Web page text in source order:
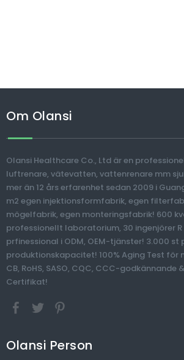
Om Olansi
Olansi Healthcare Co., Ltd är en
luftrenare, vätevatten, vattenrenare mm
mer än 12 års erfarenhet sedan 2009 i
m2 egen injektionsformfabrik, egen
mögelfabrik, egen monteringsfabrik! 600
professionellt laboratorium, 30 ingenjörer
prfinessional i ODM, OEM-tjänster! 3.000 st
produktionskapacitet! 100% Aging Test för
CB, RoHS, SASO, CQC, CCC-godkännande
Certifikat!
Olansi Person